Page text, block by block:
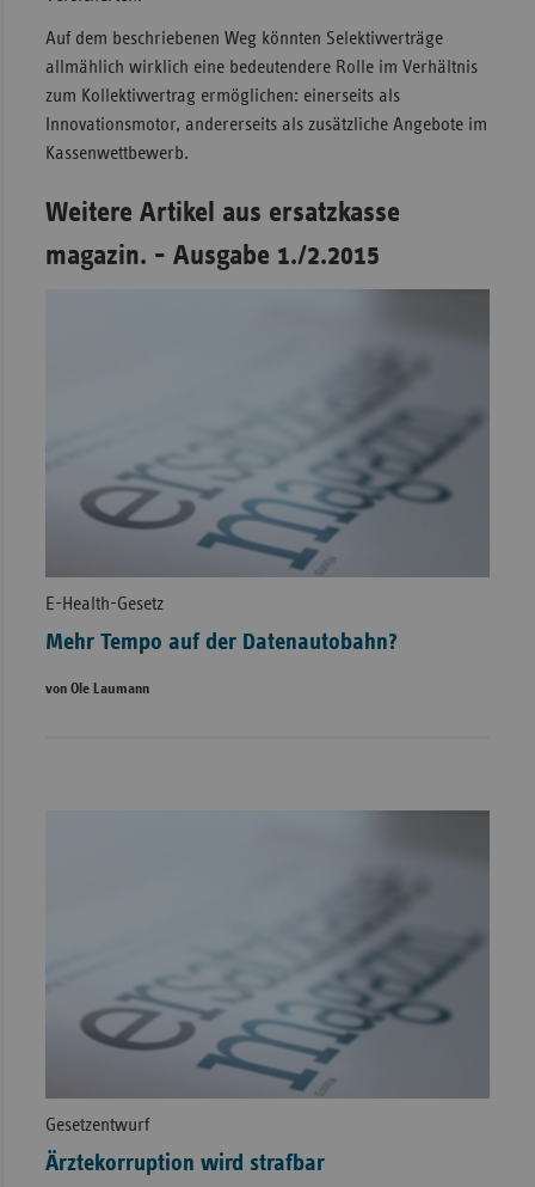
Auf dem beschriebenen Weg könnten Selektivverträge
allmählich wirklich eine bedeutendere Rolle im Verhältnis
zum Kollektivvertrag ermöglichen: einerseits als
Innovationsmotor, andererseits als zusätzliche Angebote im
Kassenwettbewerb.
Weitere Artikel aus ersatzkasse
magazin. - Ausgabe 1./2.2015
E-Health-Gesetz
Mehr Tempo auf der Datenautobahn?
von Ole Laumann
Gesetzentwurf
Ärztekorruption wird strafbar